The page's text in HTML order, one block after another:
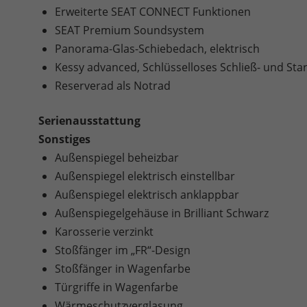
Erweiterte SEAT CONNECT Funktionen
SEAT Premium Soundsystem
Panorama-Glas-Schiebedach, elektrisch
Kessy advanced, Schlüsselloses Schließ- und
Reserverad als Notrad
Serienausstattung
Sonstiges
Außenspiegel beheizbar
Außenspiegel elektrisch einstellbar
Außenspiegel elektrisch anklappbar
Außenspiegelgehäuse in Brilliant Schwarz
Karosserie verzinkt
Stoßfänger im „FR“-Design
Stoßfänger in Wagenfarbe
Türgriffe in Wagenfarbe